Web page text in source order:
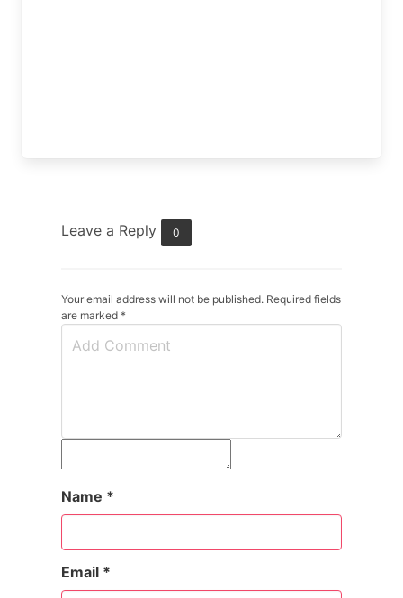
Leave a Reply 0
Your email address will not be published. Required fields
are marked *
Name *
Email *